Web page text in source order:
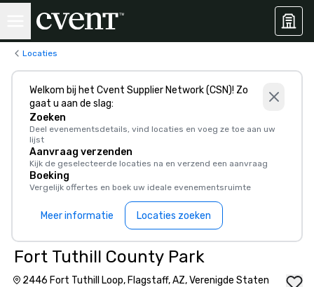
Locaties
Welkom bij het Cvent Supplier Network (CSN)! Zo
gaat u aan de slag:
Zoeken
Deel evenementsdetails, vind locaties en voeg ze toe aan uw
lijst
Aanvraag verzenden
Kijk de geselecteerde locaties na en verzend een aanvraag
Boeking
Vergelijk offertes en boek uw ideale evenementsruimte
Meer informatie Locaties zoeken
Fort Tuthill County Park
2446 Fort Tuthill Loop, Flagstaff, AZ, Verenigde Staten